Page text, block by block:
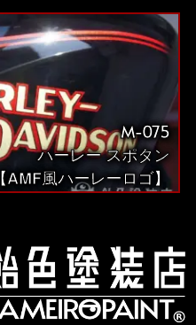
M-075
ハーレー スポタン
【AMF風ハーレーロゴ】